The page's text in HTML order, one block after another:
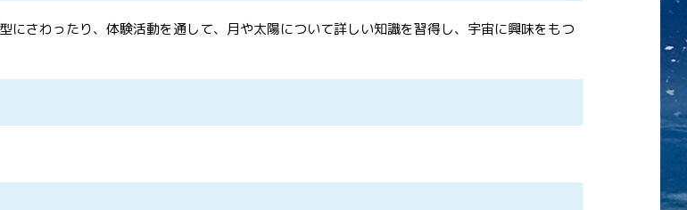
にさわったり、体験活動を通して、月や太陽について詳しい知識を習得し、宇宙に興味をもつ